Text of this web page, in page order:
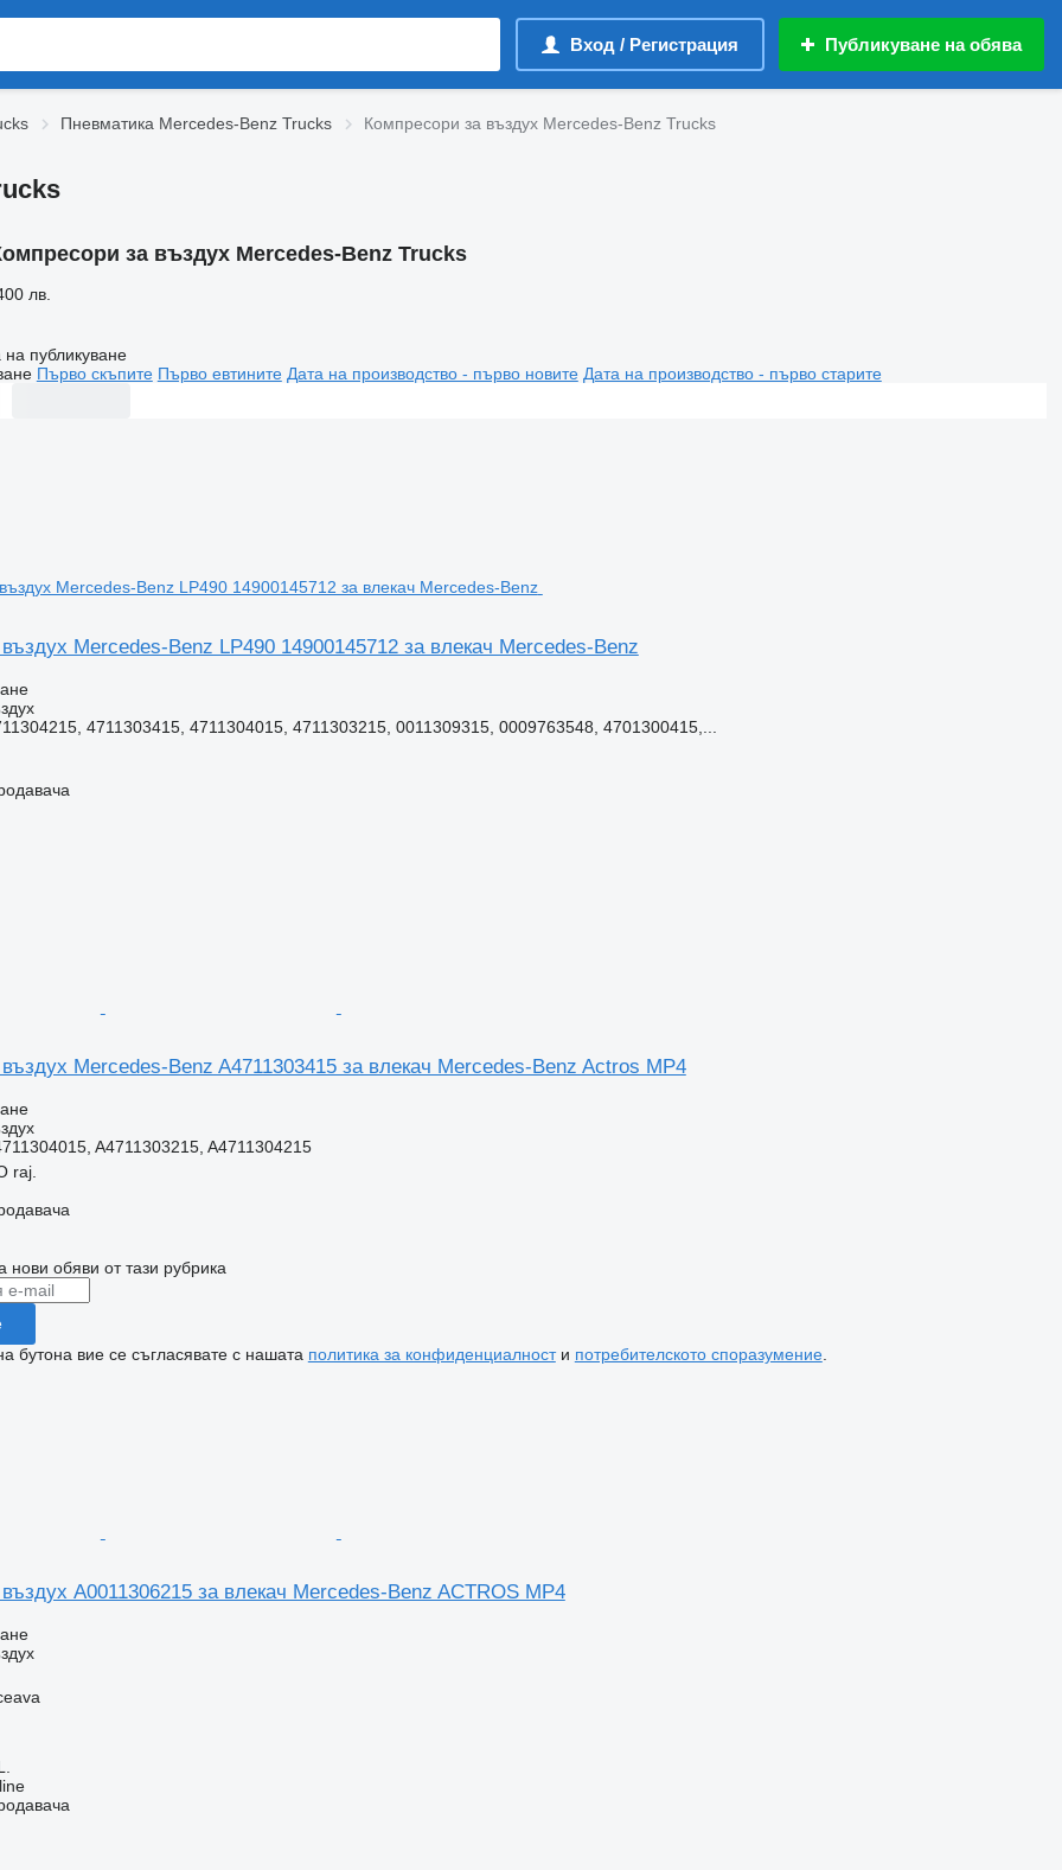
Вход / Регистрация Публикуване на обява
Пневматика Mercedes-Benz Trucks Компресори за въздух Mercedes-Benz Trucks
за въздух Mercedes-Benz Trucks
лв.
на публикуване
Първо скъпите Първо евтините Дата на производство - първо новите Дата на производство - първо старите
Mercedes-Benz LP490 14900145712 за влекач Mercedes-Benz
4711303415, 4711304015, 4711303215, 0011309315, 0009763548, 4701300415,...
Mercedes-Benz A4711303415 за влекач Mercedes-Benz Actros MP4
A4711303215, A4711304215
raj.
нови обяви от тази рубрика
бутона вие се съгласявате с нашата политика за конфиденциалности потребителското споразумение.
A0011306215 за влекач Mercedes-Benz ACTROS MP4